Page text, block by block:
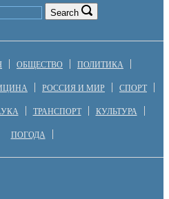
Search
ОБЩЕСТВО ПОЛИТИКА
РОССИЯ И МИР СПОРТ
ТРАНСПОРТ КУЛЬТУРА
ПОГОДА